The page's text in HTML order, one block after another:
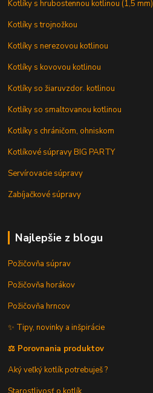
Kotlíky s hrubostennou kotlinou (1,5 mm)
Kotlíky s trojnožkou
Kotlíky s nerezovou kotlinou
Kotlíky s kovovou kotlinou
Kotlíky so žiaruvzdor. kotlinou
Kotlíky so smaltovanou kotlinou
Kotlíky s chráničom, ohniskom
Kotlíkové súpravy BIG PARTY
Servírovacie súpravy
Zabíjačkové súpravy
Najlepšie z blogu
Požičovňa súprav
Požičovňa horákov
Požičovňa hrncov
✨ Tipy, novinky a inšpirácie
⚖️ Porovnania produktov
Aký veľký kotlík potrebuješ ?